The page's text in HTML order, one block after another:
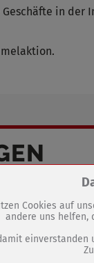
in
Es
Zum Betrieb
PHP Session
Eigentümer
Absicherung
Cookies auf
andere uns helfen,
einverstanden